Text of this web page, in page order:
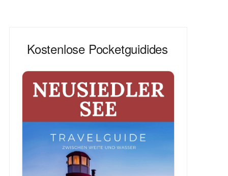
Kostenlose Pocketguidides